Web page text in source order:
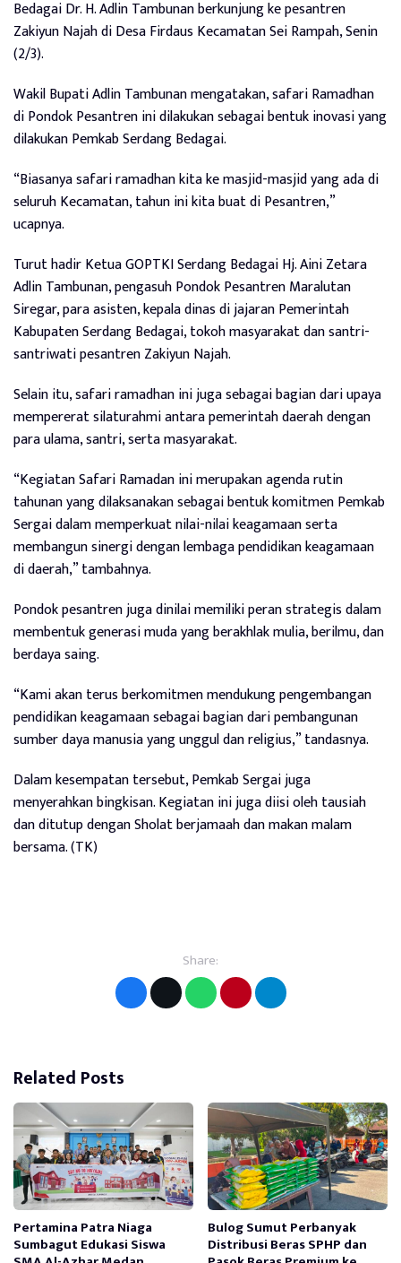
Bedagai Dr. H. Adlin Tambunan berkunjung ke pesantren
Zakiyun Najah di Desa Firdaus Kecamatan Sei Rampah, Senin
(2/3).
Wakil Bupati Adlin Tambunan mengatakan, safari Ramadhan
di Pondok Pesantren ini dilakukan sebagai bentuk inovasi yang
dilakukan Pemkab Serdang Bedagai.
“Biasanya safari ramadhan kita ke masjid-masjid yang ada di
seluruh Kecamatan, tahun ini kita buat di Pesantren,”
ucapnya.
Turut hadir Ketua GOPTKI Serdang Bedagai Hj. Aini Zetara
Adlin Tambunan, pengasuh Pondok Pesantren Maralutan
Siregar, para asisten, kepala dinas di jajaran Pemerintah
Kabupaten Serdang Bedagai, tokoh masyarakat dan santri-
santriwati pesantren Zakiyun Najah.
Selain itu, safari ramadhan ini juga sebagai bagian dari upaya
mempererat silaturahmi antara pemerintah daerah dengan
para ulama, santri, serta masyarakat.
“Kegiatan Safari Ramadan ini merupakan agenda rutin
tahunan yang dilaksanakan sebagai bentuk komitmen Pemkab
Sergai dalam memperkuat nilai-nilai keagamaan serta
membangun sinergi dengan lembaga pendidikan keagamaan
di daerah,” tambahnya.
Pondok pesantren juga dinilai memiliki peran strategis dalam
membentuk generasi muda yang berakhlak mulia, berilmu, dan
berdaya saing.
“Kami akan terus berkomitmen mendukung pengembangan
pendidikan keagamaan sebagai bagian dari pembangunan
sumber daya manusia yang unggul dan religius,” tandasnya.
Dalam kesempatan tersebut, Pemkab Sergai juga
menyerahkan bingkisan. Kegiatan ini juga diisi oleh tausiah
dan ditutup dengan Sholat berjamaah dan makan malam
bersama. (TK)
Share:
Related Posts
Pertamina Patra Niaga
Sumbagut Edukasi Siswa
Bulog Sumut Perbanyak
Distribusi Beras SPHP dan